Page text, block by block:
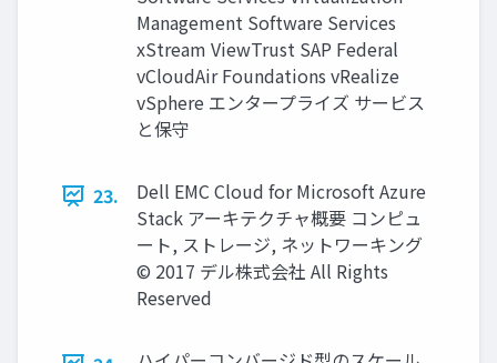
Management Software Services
xStream ViewTrust SAP Federal
vCloudAir Foundations vRealize
vSphere エンタープライズ サービス
と保守
23.
Dell EMC Cloud for Microsoft Azure
Stack アーキテクチャ概要 コンピュ
ート, ストレージ, ネットワーキング
© 2017 デル株式会社 All Rights
Reserved